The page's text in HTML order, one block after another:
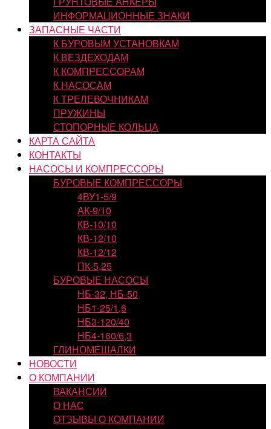
ИНФОРМАЦИОННЫЕ ЗНАКИ
ЗАПАСНЫЕ ЧАСТИ
К БУРОВЫМ УСТАНОВКАМ
К ВЕЗДЕХОДАМ
К КОМПРЕССОРАМ
К НАСОСАМ
К ТРЕЛЕВОЧНИКАМ
ПРУЖИНЫ
СТОПОРНЫЕ КОЛЬЦА
КАРТА САЙТА
КОНТАКТЫ
НАСОСЫ И КОМПРЕССОРЫ
БУРОВЫЕ КОМПРЕССОРЫ
4ВУ1-5/9
АК-9/10
КВ-10/10
КВ-12/10
КВ-12/12
ПК-5,25
БУРОВЫЕ НАСОСЫ
НБ-32, НБ-50
НБ1-25/1,6
НБ3-120/40
НБ4-160/6,3
ГЛИНОМЕШАЛКИ
НОВОСТИ
О КОМПАНИИ
ВАКАНСИИ
О НАС
ОТЗЫВЫ О КОМПАНИИ